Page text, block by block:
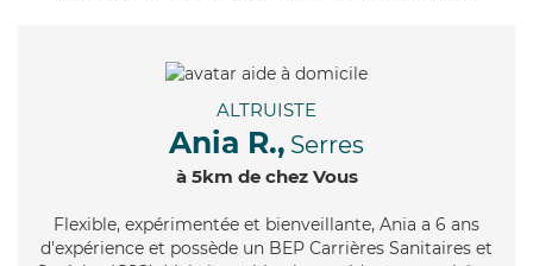
ALTRUISTE
Ania R., Serres
à 5km de chez Vous
Flexible, expérimentée et bienveillante, Ania a 6 ans
d'expérience et possède un BEP Carrières Sanitaires et